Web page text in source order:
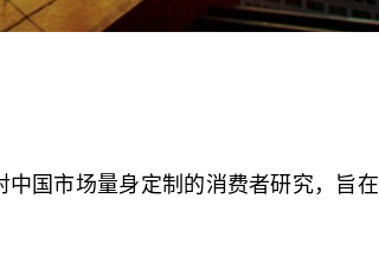
中国市场量身定制的消费者研究，旨在